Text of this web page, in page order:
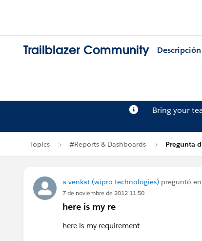
Trailblazer Community
Bring your
Topics #Reports & Dashboards Pregunta
a venkat (wipro technologies) preguntó en
7 de noviembre de 2012 11:50
here is my re
here is my requirement